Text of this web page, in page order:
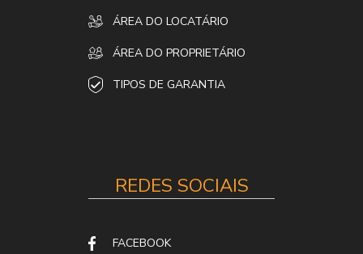
ÁREA DO LOCATÁRIO
ÁREA DO PROPRIETÁRIO
TIPOS DE GARANTIA
REDES SOCIAIS
FACEBOOK